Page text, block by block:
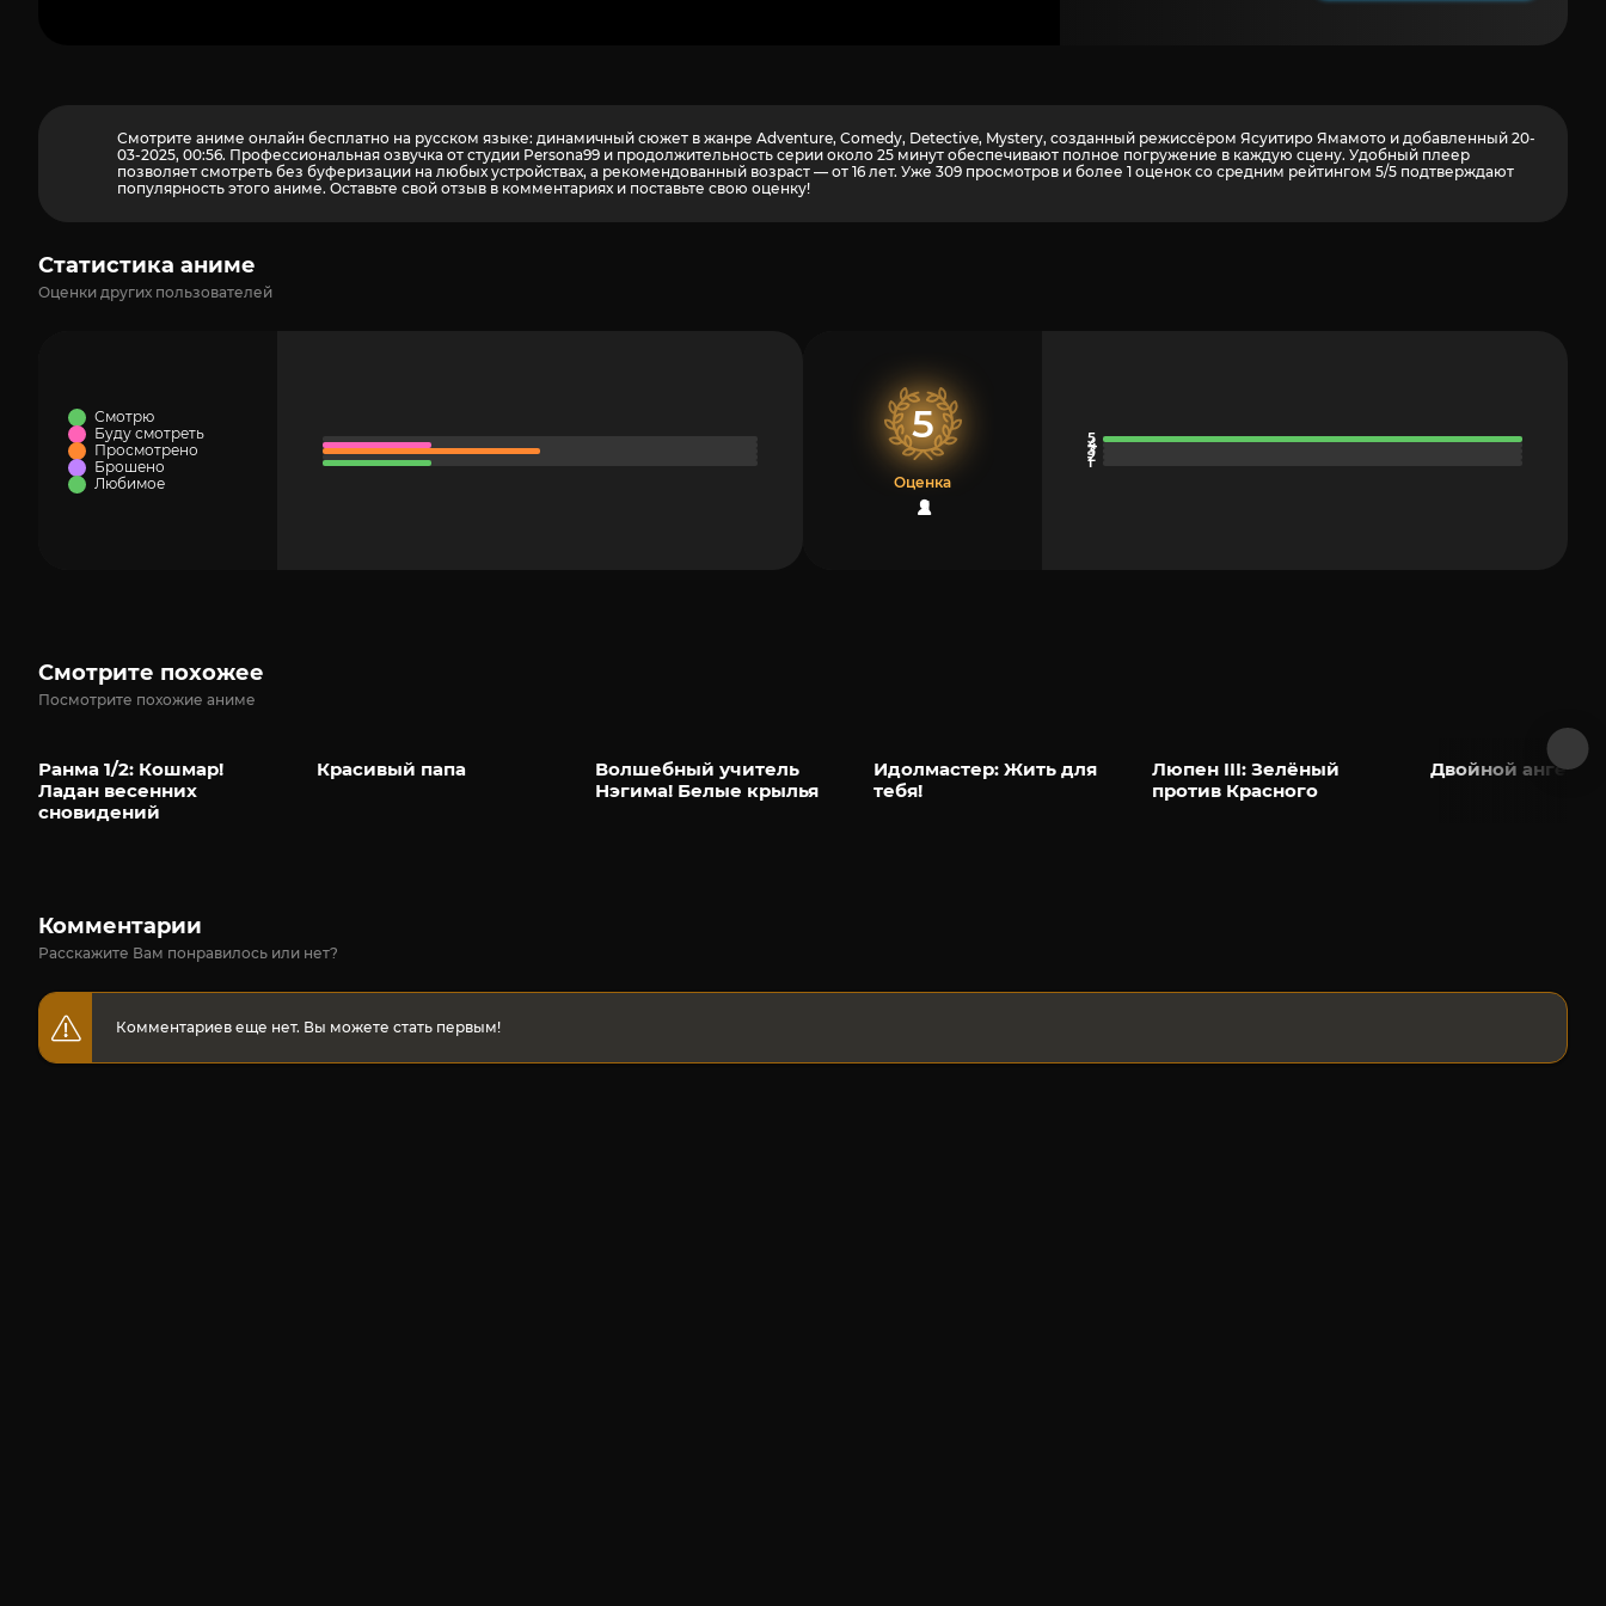
Смотрите аниме онлайн бесплатно на русском языке: динамичный сюжет в жанре Adventure, Comedy, Detective, Mystery, созданный режиссёром Ясуитиро Ямамото и добавленный 20-
03-2025, 00:56. Профессиональная озвучка от студии Persona99 и продолжительность серии около 25 минут обеспечивают полное погружение в каждую сцену. Удобный плеер
позволяет смотреть без буферизации на любых устройствах, а рекомендованный возраст — от 16 лет. Уже 309 просмотров и более 1 оценок со средним рейтингом 5/5 подтверждают
популярность этого аниме. Оставьте свой отзыв в комментариях и поставьте свою оценку!
Статистика аниме
Оценки других пользователей
Смотрю
Буду смотреть
Просмотрено
Брошено
Любимое
5
Оценка
1
Смотрите похожее
Посмотрите похожие аниме
Ранма 1/2: Кошмар!
Ладан весенних
сновидений
Красивый папа
Волшебный учитель
Нэгима! Белые крылья
Идолмастер: Жить для
тебя!
Люпен III: Зелёный
против Красного
Двойной ангел
Комментарии
Расскажите Вам понравилось или нет?
Комментариев еще нет. Вы можете стать первым!